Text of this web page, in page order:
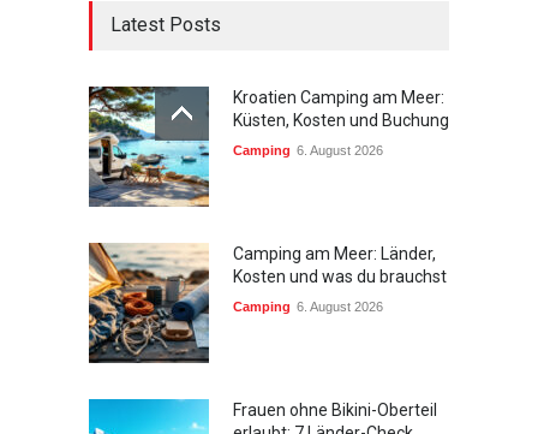
Latest Posts
Kroatien Camping am Meer:
Küsten, Kosten und Buchung
Camping 6. August 2026
Camping am Meer: Länder,
Kosten und was du brauchst
Camping 6. August 2026
Frauen ohne Bikini-Oberteil